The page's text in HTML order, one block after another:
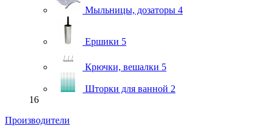
Мыльницы, дозаторы 4
Ершики 5
Крючки, вешалки 5
Шторки для ванной 2
16
Производители